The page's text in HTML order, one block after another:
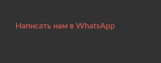
Написать нам в WhatsApp